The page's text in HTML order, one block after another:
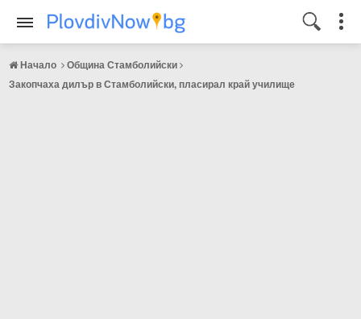
Начало
Община Стамболийски
Закопчаха дилър в Стамболийски, пласирал край училище